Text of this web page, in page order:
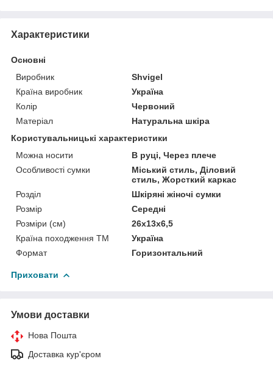
Характеристики
Основні
Виробник
Shvigel
Країна виробник
Україна
Колір
Червоний
Матеріал
Натуральна шкіра
Користувальницькі характеристики
Можна носити
В руці, Через плече
Особливості сумки
Міський стиль, Діловий
стиль, Жорсткий каркас
Розділ
Шкіряні жіночі сумки
Розмір
Середні
Розміри (см)
26х13х6,5
Країна походження ТМ
Україна
Формат
Горизонтальний
Приховати
Умови доставки
Нова Пошта
Доставка кур'єром